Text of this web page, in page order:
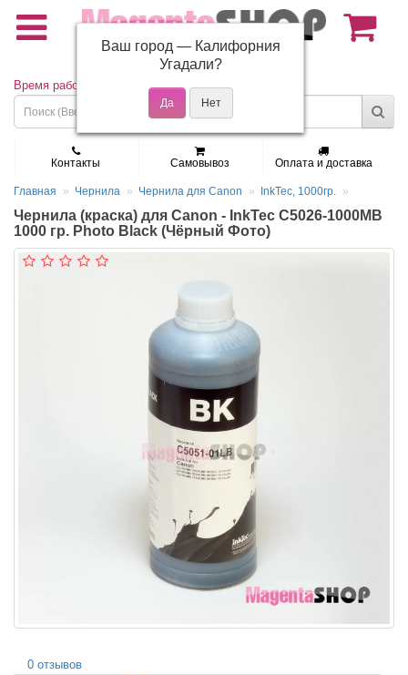
(495) 150-01-37
Время работы: Пн - Пт 9:30 - 19:00
Контакты Самовывоз Оплата и доставка
Главная Чернила Чернила для Canon InkTec, 1000гр.
Чернила (краска) для Canon - InkTec C5026-1000MB
1000 гр. Photo Black (Чёрный Фото)
0 отзывов
Ваш город — Калифорния
Угадали?